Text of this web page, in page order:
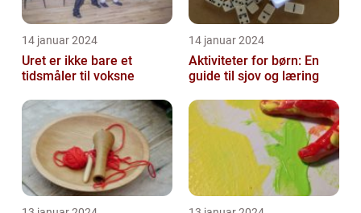
14 januar 2024
Uret er ikke bare et
tidsmåler til voksne
14 januar 2024
Aktiviteter for børn: En
guide til sjov og læring